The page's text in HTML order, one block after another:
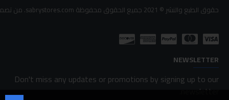
حقوق الطبع والنشر © 2021 جميع الحقوق محفوظة sabrystores.com. من تصميم-
NEWSLETTER
Don't miss any updates or promotions by signing up to our
newsletter.